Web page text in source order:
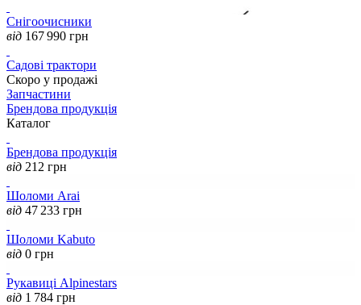
Снігоочисники
від 167 990 грн
Садові трактори
Скоро у продажі
Запчастини
Брендова продукція
Каталог
Брендова продукція
від 212 грн
Шоломи Arai
від 47 233 грн
Шоломи Kabuto
від 0 грн
Рукавиці Alpinestars
від 1 784 грн